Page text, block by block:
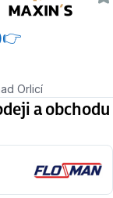
Orlicí
a obchodu